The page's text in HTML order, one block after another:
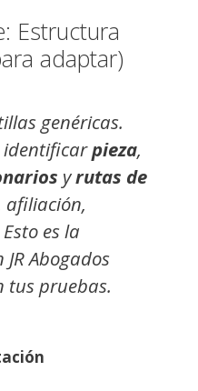
Estructura
adaptar)
genéricas.
identificarpieza,
yrutas de
afiliación,
es la
Abogados
tus pruebas.